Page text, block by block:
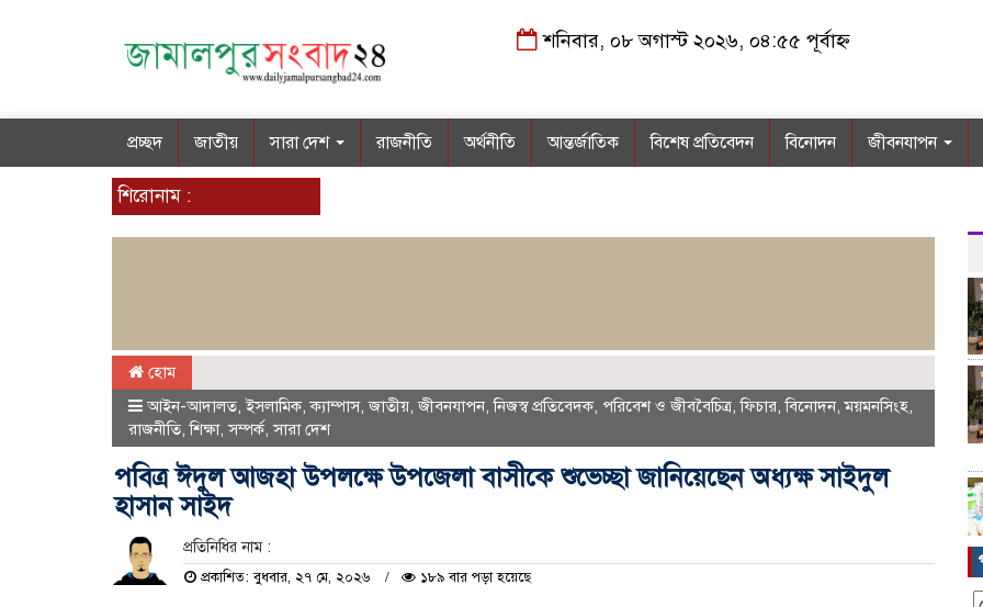
শনিবার, ০৮ অগাস্ট ২০২৬, ০৪:৫৫ পূর্বাহ্ন
প্রচ্ছদ জাতীয় সারা দেশ রাজনীতি অর্থনীতি আন্তর্জাতিক বিশেষ প্রতিবেদন বিনোদন জীবনযাপন
শিরোনাম :
হোম
আইন-আদালত,ইসলামিক,ক্যাম্পাস,জাতীয়,জীবনযাপন,নিজস্ব প্রতিবেদক, পরিবেশ ও জীববৈচিত্র,ফিচার,বিনোদন,ময়মনসিংহ,
রাজনীতি,শিক্ষা,সম্পর্ক,সারা দেশ
পবিত্র ঈদুল আজহা উপলক্ষে উপজেলা বাসীকে শুভেচ্ছা জানিয়েছেন অধ্যক্ষ সাইদুল
হাসান সাইদ
প্রতিনিধির নাম :
প্রকাশিত: বুধবার, ২৭ মে, ২০২৬ ১৮৯ বার পড়া হয়েছে